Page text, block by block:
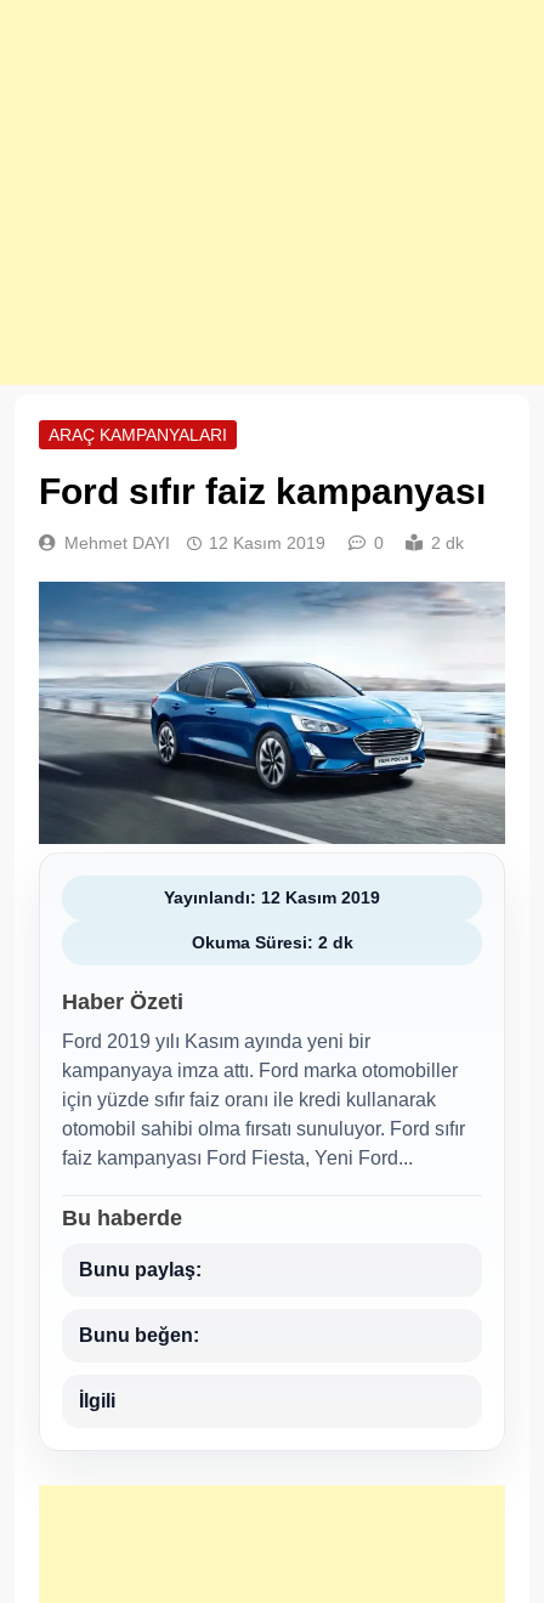
ARAÇ KAMPANYALARI
Ford sıfır faiz kampanyası
Mehmet DAYI 12 Kasım 2019 0 2 dk
Yayınlandı: 12 Kasım 2019
Okuma Süresi: 2 dk
Haber Özeti
Ford 2019 yılı Kasım ayında yeni bir
kampanyaya imza attı. Ford marka otomobiller
için yüzde sıfır faiz oranı ile kredi kullanarak
otomobil sahibi olma fırsatı sunuluyor. Ford sıfır
faiz kampanyası Ford Fiesta, Yeni Ford...
Bu haberde
Bunu paylaş:
Bunu beğen:
İlgili